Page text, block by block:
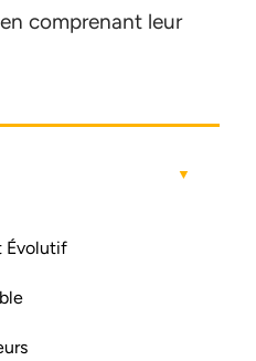
comprenant leur
Évolutif